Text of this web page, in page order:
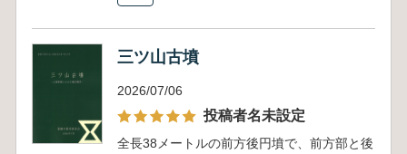
三ツ山古墳
2026/07/06
投稿者名未設定
全長38メートルの前方後円墳で、前方部と後